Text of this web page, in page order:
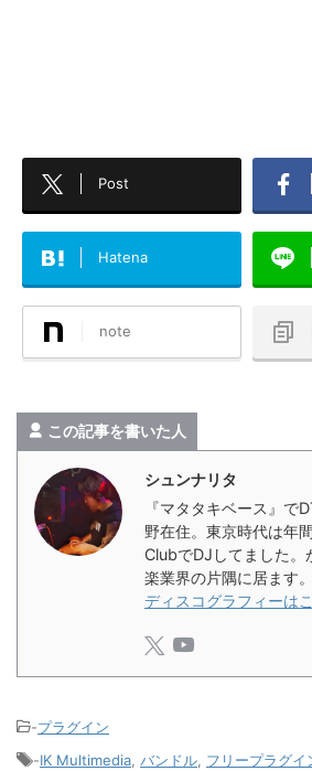
Post
Hatena
note
この記事を書いた人
シュンナリタ
『マタタキベース』で
野在住。東京時代は年
ClubでDJしてました。
楽業界の片隅に居ます。
ディスコグラフィーは
-プラグイン
-IK Multimedia, バンドル, フリープラグイ